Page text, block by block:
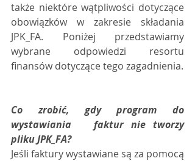
także niektóre wątpliwości dotyczące
obowiązków w zakresie składania
JPK_FA. Poniżej przedstawiamy
wybrane odpowiedzi resortu
finansów dotyczące tego zagadnienia.
Co zrobić, gdy program do
wystawiania   faktur nie tworzy
pliku JPK_FA?
Jeśli faktury wystawiane są za pomocą